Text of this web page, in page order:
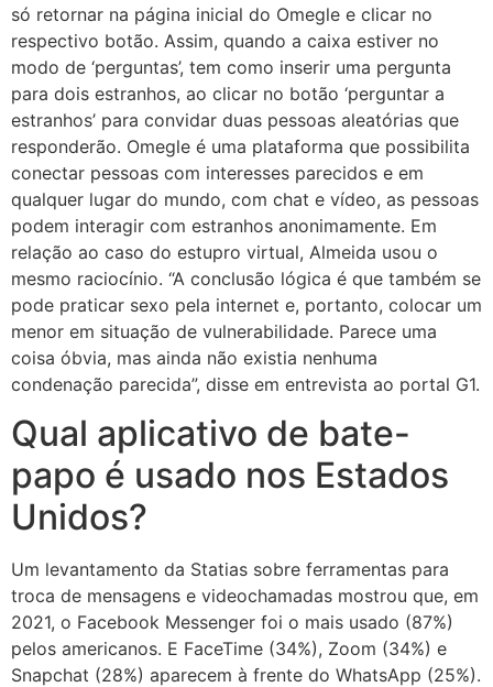
só retornar na página inicial do Omegle e clicar no
respectivo botão. Assim, quando a caixa estiver no
modo de ‘perguntas’, tem como inserir uma pergunta
para dois estranhos, ao clicar no botão ‘perguntar a
estranhos’ para convidar duas pessoas aleatórias que
responderão. Omegle é uma plataforma que possibilita
conectar pessoas com interesses parecidos e em
qualquer lugar do mundo, com chat e vídeo, as pessoas
podem interagir com estranhos anonimamente. Em
relação ao caso do estupro virtual, Almeida usou o
mesmo raciocínio. “A conclusão lógica é que também se
pode praticar sexo pela internet e, portanto, colocar um
menor em situação de vulnerabilidade. Parece uma
coisa óbvia, mas ainda não existia nenhuma
condenação parecida”, disse em entrevista ao portal G1.
Qual aplicativo de bate-
papo é usado nos Estados
Unidos?
Um levantamento da Statias sobre ferramentas para
troca de mensagens e videochamadas mostrou que, em
2021, o Facebook Messenger foi o mais usado (87%)
pelos americanos. E FaceTime (34%), Zoom (34%) e
Snapchat (28%) aparecem à frente do WhatsApp (25%).